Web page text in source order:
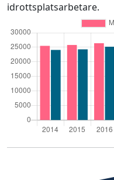
idrottsplatsarbetare.